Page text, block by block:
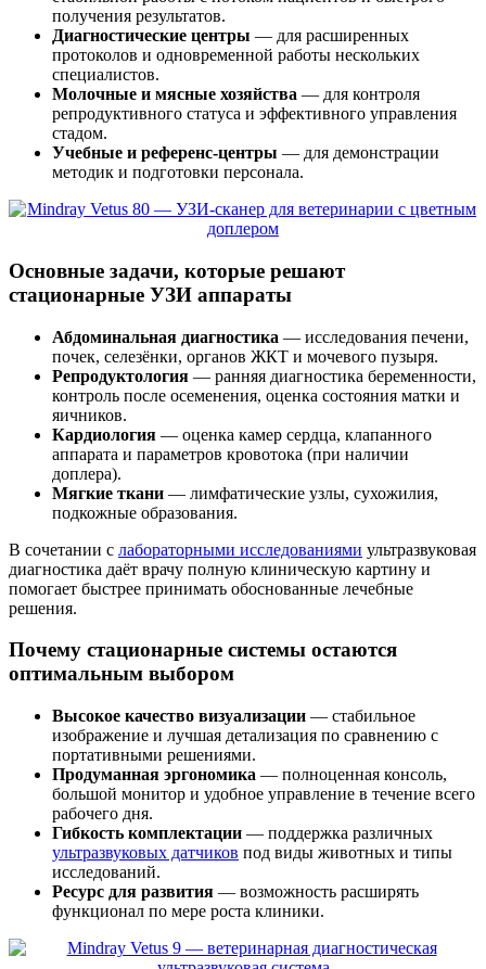
получения результатов.
Диагностические центры — для расширенных
протоколов и одновременной работы нескольких
специалистов.
Молочные и мясные хозяйства — для контроля
репродуктивного статуса и эффективного управления
стадом.
Учебные и референс-центры — для демонстрации
методик и подготовки персонала.
Основные задачи, которые решают
стационарные УЗИ аппараты
Абдоминальная диагностика — исследования печени,
почек, селезёнки, органов ЖКТ и мочевого пузыря.
Репродуктология — ранняя диагностика беременности,
контроль после осеменения, оценка состояния матки и
яичников.
Кардиология — оценка камер сердца, клапанного
аппарата и параметров кровотока (при наличии
доплера).
Мягкие ткани — лимфатические узлы, сухожилия,
подкожные образования.
В сочетании с лабораторными исследованиями ультразвуковая
диагностика даёт врачу полную клиническую картину и
помогает быстрее принимать обоснованные лечебные
решения.
Почему стационарные системы остаются
оптимальным выбором
Высокое качество визуализации — стабильное
изображение и лучшая детализация по сравнению с
портативными решениями.
Продуманная эргономика — полноценная консоль,
большой монитор и удобное управление в течение всего
рабочего дня.
Гибкость комплектации — поддержка различных
ультразвуковых датчиков под виды животных и типы
исследований.
Ресурс для развития — возможность расширять
функционал по мере роста клиники.